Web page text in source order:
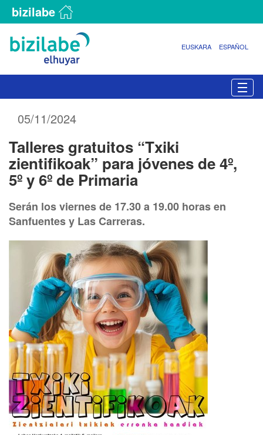
bizilabe
EUSKARA ESPAÑOL
05/11/2024
Talleres gratuitos “Txiki
zientifikoak” para jóvenes de 4º,
5º y 6º de Primaria
Serán los viernes de 17.30 a 19.00 horas en
Sanfuentes y Las Carreras.